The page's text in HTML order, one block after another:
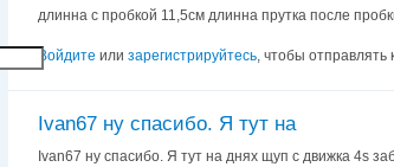
длинна с пробкой 11,5см длинна прутка после
Войдите или зарегистрируйтесь, чтобы отправлять
Ivan67 ну спасибо. Я тут на
Ivan67 ну спасибо. Я тут на днях щуп с движка 4s